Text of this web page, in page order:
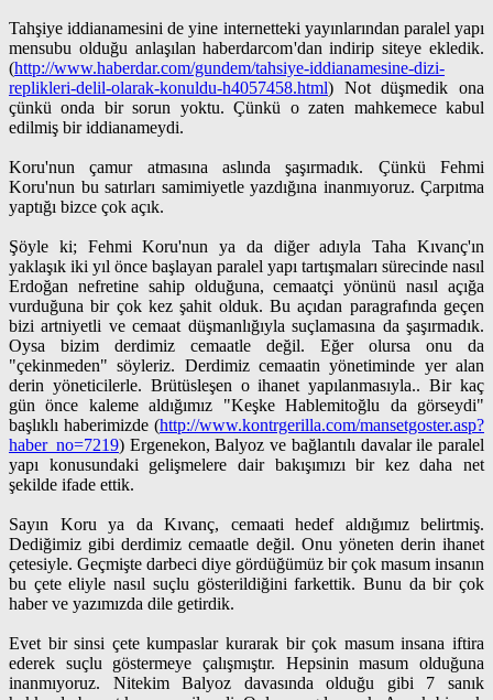
Tahşiye iddianamesini de yine internetteki yayınlarından paralel yapı
mensubu olduğu anlaşılan haberdarcom'dan indirip siteye ekledik.
(http://www.haberdar.com/gundem/tahsiye-iddianamesine-dizi-
replikleri-delil-olarak-konuldu-h4057458.html) Not düşmedik ona
çünkü onda bir sorun yoktu. Çünkü o zaten mahkemece kabul
edilmiş bir iddianameydi.
Koru'nun çamur atmasına aslında şaşırmadık. Çünkü Fehmi
Koru'nun bu satırları samimiyetle yazdığına inanmıyoruz. Çarpıtma
yaptığı bizce çok açık.
Şöyle ki; Fehmi Koru'nun ya da diğer adıyla Taha Kıvanç'ın
yaklaşık iki yıl önce başlayan paralel yapı tartışmaları sürecinde nasıl
Erdoğan nefretine sahip olduğuna, cemaatçi yönünü nasıl açığa
vurduğuna bir çok kez şahit olduk. Bu açıdan paragrafında geçen
bizi artniyetli ve cemaat düşmanlığıyla suçlamasına da şaşırmadık.
Oysa bizim derdimiz cemaatle değil. Eğer olursa onu da
"çekinmeden" söyleriz. Derdimiz cemaatin yönetiminde yer alan
derin yöneticilerle. Brütüsleşen o ihanet yapılanmasıyla.. Bir kaç
gün önce kaleme aldığımız "Keşke Hablemitoğlu da görseydi"
başlıklı haberimizde (http://www.kontrgerilla.com/mansetgoster.asp?
haber_no=7219) Ergenekon, Balyoz ve bağlantılı davalar ile paralel
yapı konusundaki gelişmelere dair bakışımızı bir kez daha net
şekilde ifade ettik.
Sayın Koru ya da Kıvanç, cemaati hedef aldığımız belirtmiş.
Dediğimiz gibi derdimiz cemaatle değil. Onu yöneten derin ihanet
çetesiyle. Geçmişte darbeci diye gördüğümüz bir çok masum insanın
bu çete eliyle nasıl suçlu gösterildiğini farkettik. Bunu da bir çok
haber ve yazımızda dile getirdik.
Evet bir sinsi çete kumpaslar kurarak bir çok masum insana iftira
ederek suçlu göstermeye çalışmıştır. Hepsinin masum olduğuna
inanmıyoruz. Nitekim Balyoz davasında olduğu gibi 7 sanık